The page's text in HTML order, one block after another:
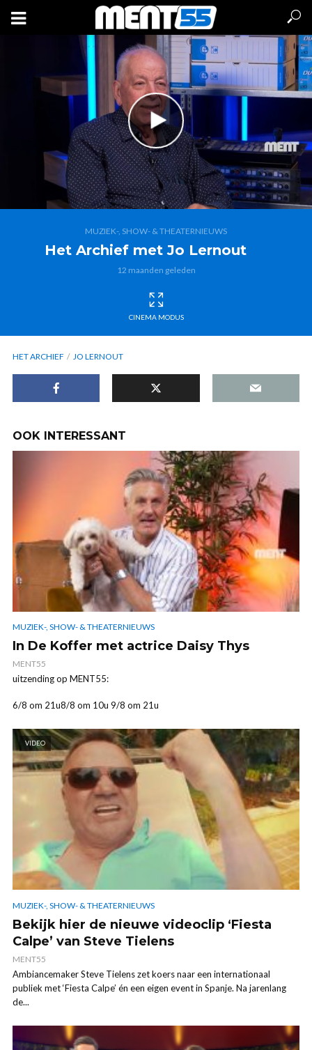
MUZIEK-, SHOW- & THEATERNIEUWS
Het Archief met Jo Lernout
12 maanden geleden
CINEMA MODUS
HET ARCHIEF JO LERNOUT
OOK INTERESSANT
MUZIEK-, SHOW- & THEATERNIEUWS
In De Koffer met actrice Daisy Thys
MENT55
uitzending op MENT55:
6/8 om 21u8/8 om 10u 9/8 om 21u
VIDEO
MUZIEK-, SHOW- & THEATERNIEUWS
Bekijk hier de nieuwe videoclip ‘Fiesta
Calpe’ van Steve Tielens
MENT55
Ambiancemaker Steve Tielens zet koers naar een internationaal
publiek met ‘Fiesta Calpe’ én een eigen event in Spanje. Na jarenlang
de...